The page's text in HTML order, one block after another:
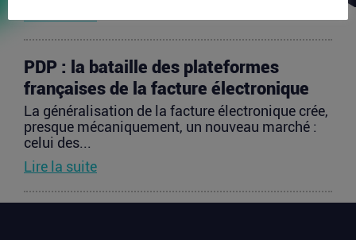
PDP : la bataille des plateformes
françaises de la facture électronique
La généralisation de la facture électronique crée,
presque mécaniquement, un nouveau marché :
celui des...
Lire la suite